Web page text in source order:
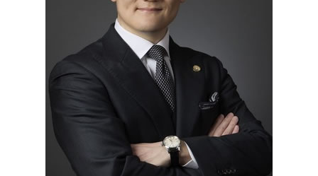
長 時間 労働 問題
臨床法務 とは
通販 詐欺 港区 相談
企業法務 港区 弁護士
消費者被害 東京都 相談
通販 詐欺 港区 弁護士
契約書作成 23区 相談
債務整理 23区 相談
破産 問題 全国 弁護士
企業法務 23区 相談